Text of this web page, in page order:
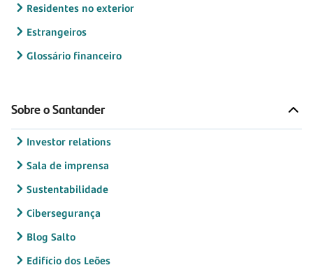
Residentes no exterior
Estrangeiros
Glossário financeiro
Sobre o Santander
Investor relations
Sala de imprensa
Sustentabilidade
Cibersegurança
Blog Salto
Edifício dos Leões